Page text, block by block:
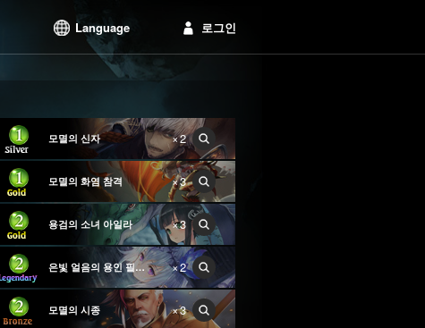
Language 로그인
모멸의 신자 ×2
모멸의 화염 참격 ×3
용검의 소녀 아일라 ×3
은빛 얼음의 용인 필레인 ×2
모멸의 시종 ×3